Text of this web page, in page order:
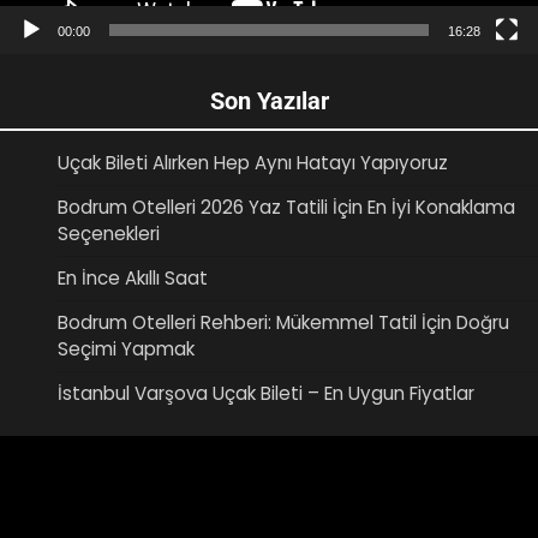
00:00 16:28
Son Yazılar
Uçak Bileti Alırken Hep Aynı Hatayı Yapıyoruz
Bodrum Otelleri 2026 Yaz Tatili İçin En İyi Konaklama
Seçenekleri
En İnce Akıllı Saat
Bodrum Otelleri Rehberi: Mükemmel Tatil İçin Doğru
Seçimi Yapmak
İstanbul Varşova Uçak Bileti – En Uygun Fiyatlar